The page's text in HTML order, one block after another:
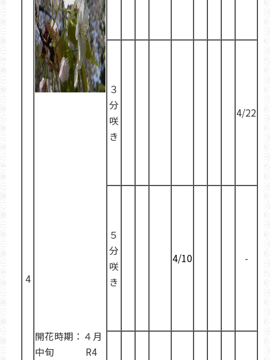
4
開花時期：４月
中旬 R4
３
分
咲
き
4/22
５
分
咲
き
4/10 -